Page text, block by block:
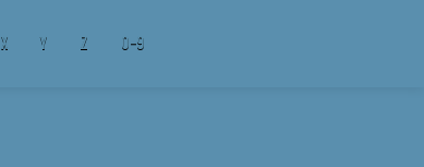
X Y Z 0-9